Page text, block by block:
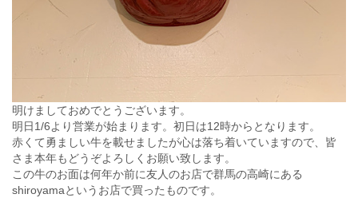
明けましておめでとうございます。
明日1/6より営業が始まります。初日は12時からとなります。
赤くて勇ましい牛を載せましたが心は落ち着いていますので、皆
さま本年もどうぞよろしくお願い致します。
この牛のお面は何年か前に友人のお店で群馬の高崎にある
shiroyamaというお店で買ったものです。